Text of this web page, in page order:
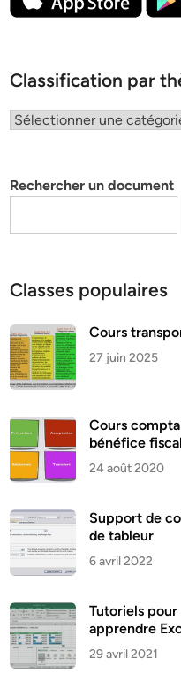
Classification par
Classification
Rechercher un document
Classes populaires
Cours
27 juin 2025
Cours
bénéfice fiscal
24 août 2020
Support de
de tableur
6 avril 2022
Tutoriels
apprendre
29 avril 2021